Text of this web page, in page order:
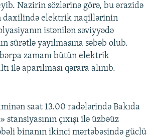
Nazirin sözlərinə görə, bu ərazidə
daxilində elektrik naqillərinin
istənilən səviyyədə
sürətlə yayılmasına səbəb olub.
zamanı bütün elektrik
ilə aparılması qərara alınıb.
saat 13.00 radələrində Bakıda
çıxışı ilə üzbəüz
binanın ikinci mərtəbəsində güclü